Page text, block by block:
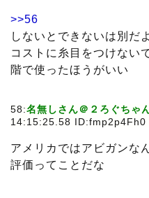
>>56
しないとできないは別だ
コストに糸目をつけない
階で使ったほうがいい
58:名無しさん＠２ろぐちゃ
14:15:25.58 ID:fmp2p4Fh0
アメリカではアビガンな
評価ってことだな